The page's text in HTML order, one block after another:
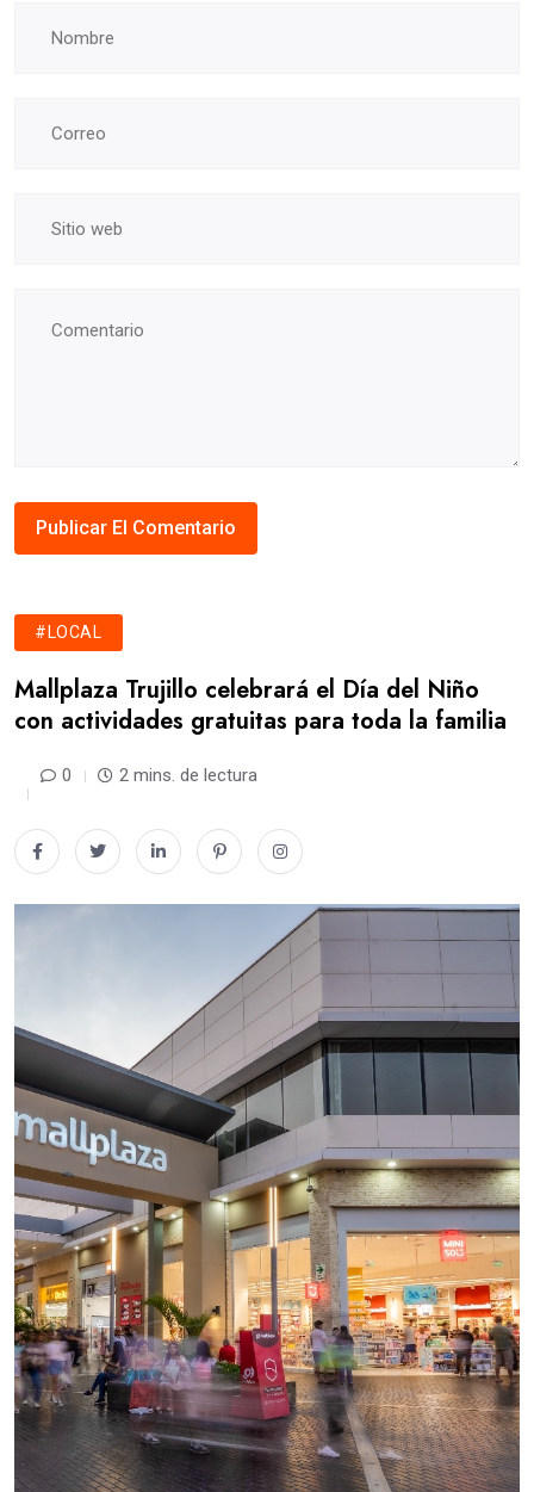
#LOCAL
Mallplaza Trujillo celebrará el Día del Niño
con actividades gratuitas para toda la familia
0 2 mins. de lectura